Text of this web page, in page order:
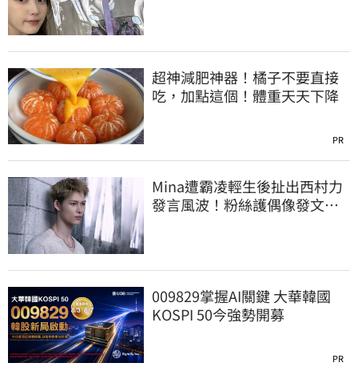
超神減肥神器！橘子不要直接
吃，加點這個！體重天天下降
PR
Mina遭霸凌輕生後扯出西村力
發言風波！粉絲護偶像發文：
009829掌握AI關鍵 大華韓國
KOSPI 50今強勢開募
PR